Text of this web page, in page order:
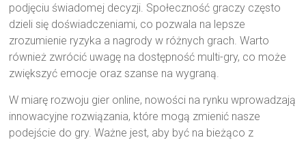
podjęciu świadomej decyzji. Społeczność graczy często
dzieli się doświadczeniami, co pozwala na lepsze
zrozumienie ryzyka a nagrody w różnych grach. Warto
również zwrócić uwagę na dostępność multi-gry, co może
zwiększyć emocje oraz szanse na wygraną.
W miarę rozwoju gier online, nowości na rynku wprowadzają
innowacyjne rozwiązania, które mogą zmienić nasze
podejście do gry. Ważne jest, aby być na bieżąco z